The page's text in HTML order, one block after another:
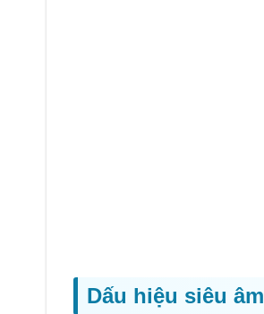
Dấu hiệu siêu âm